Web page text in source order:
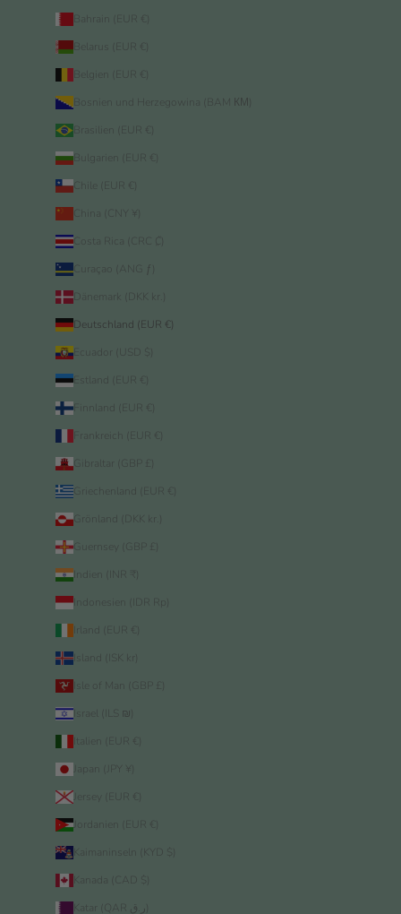
Bahrain (EUR €)
Belarus (EUR €)
Belgien (EUR €)
Bosnien und Herzegowina (BAM КМ)
Brasilien (EUR €)
Bulgarien (EUR €)
Chile (EUR €)
China (CNY ¥)
Costa Rica (CRC ₡)
Curaçao (ANG ƒ)
Dänemark (DKK kr.)
Deutschland (EUR €)
Ecuador (USD $)
Estland (EUR €)
Finnland (EUR €)
Frankreich (EUR €)
Gibraltar (GBP £)
Griechenland (EUR €)
Grönland (DKK kr.)
Guernsey (GBP £)
Indien (INR ₹)
Indonesien (IDR Rp)
Irland (EUR €)
Island (ISK kr)
Isle of Man (GBP £)
Israel (ILS ₪)
Italien (EUR €)
Japan (JPY ¥)
Jersey (EUR €)
Jordanien (EUR €)
Kaimaninseln (KYD $)
Kanada (CAD $)